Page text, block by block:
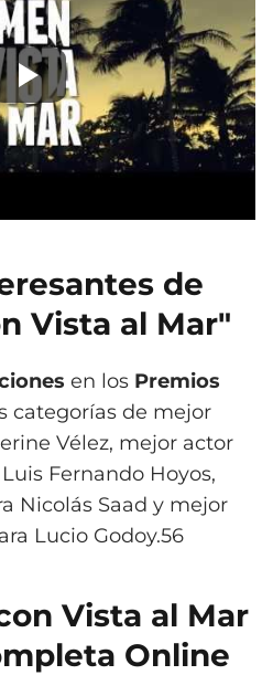
de
Vista al Mar"
en los Premios
categorías de mejor
Vélez, mejor actor
Fernando Hoyos,
Nicolás Saad y mejor
Lucio Godoy.5​6​
Vista al Mar
Online